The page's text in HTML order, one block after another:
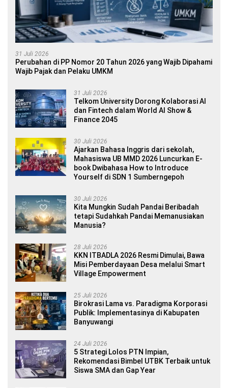
31 Juli 2026
Perubahan di PP Nomor 20 Tahun 2026 yang Wajib Dipahami
Wajib Pajak dan Pelaku UMKM
31 Juli 2026
Telkom University Dorong Kolaborasi AI
dan Fintech dalam World AI Show &
Finance 2045
30 Juli 2026
Ajarkan Bahasa Inggris dari sekolah,
Mahasiswa UB MMD 2026 Luncurkan E-
book Dwibahasa How to Introduce
Yourself di SDN 1 Sumberngepoh
30 Juli 2026
Kita Mungkin Sudah Pandai Beribadah
tetapi Sudahkah Pandai Memanusiakan
Manusia?
28 Juli 2026
KKN ITBADLA 2026 Resmi Dimulai, Bawa
Misi Pemberdayaan Desa melalui Smart
Village Empowerment
25 Juli 2026
Birokrasi Lama vs. Paradigma Korporasi
Publik: Implementasinya di Kabupaten
Banyuwangi
24 Juli 2026
5 Strategi Lolos PTN Impian,
Rekomendasi Bimbel UTBK Terbaik untuk
Siswa SMA dan Gap Year